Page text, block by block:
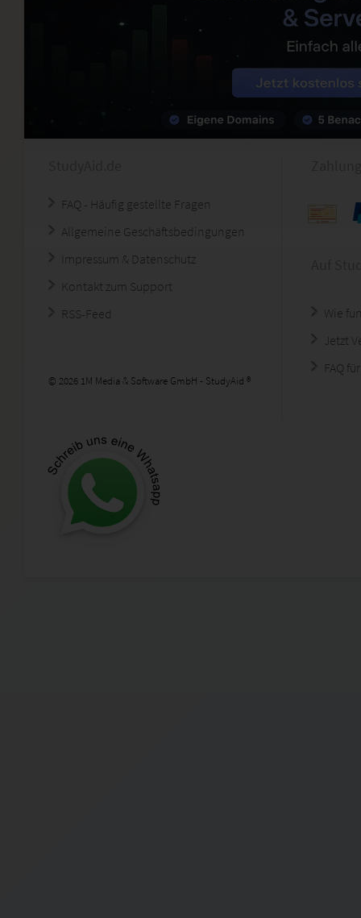
FAQ - Häufig gestellte Fragen
Allgemeine Geschäftsbedingungen
Impressum & Datenschutz
Kontakt zum Support
RSS-Feed
© 2026 1M Media & Software GmbH - StudyAid ®
Wie
Jetzt
FAQ